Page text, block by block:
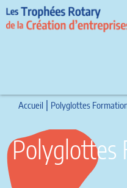
Accueil | Polyglottes
Polyglottes